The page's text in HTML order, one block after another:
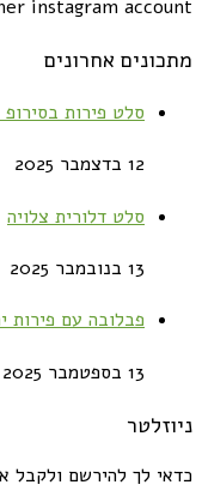
instagram account.
מתכונים אחרונים
סלט פירות בסירופ
12 בדצמבר 2025
סלט דלורית צלויה
13 בנובמבר 2025
פבלובה עם פירות
13 בספטמבר 2025
ניוזלטר
כדאי לך להירשם ולקבל